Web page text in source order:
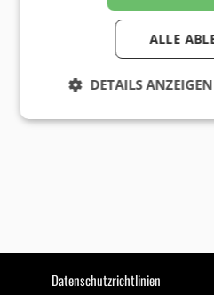
Datenschutzrichtlinien
ALLE
DETAILS ANZEIGEN